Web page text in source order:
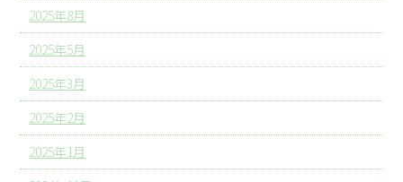
2025年8月
2025年5月
2025年3月
2025年2月
2025年1月